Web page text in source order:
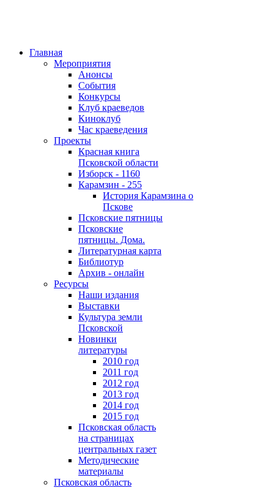
Главная
Мероприятия
Анонсы
События
Конкурсы
Клуб краеведов
Киноклуб
Час краеведения
Проекты
Красная книга
Псковской области
Изборск - 1160
Карамзин - 255
История Карамзина о
Пскове
Псковские пятницы
Псковские
пятницы. Дома.
Литературная карта
Библиотур
Архив - онлайн
Ресурсы
Наши издания
Выставки
Культура земли
Псковской
Новинки
литературы
2010 год
2011 год
2012 год
2013 год
2014 год
2015 год
Псковская область
на страницах
центральных газет
Методические
материалы
Псковская область